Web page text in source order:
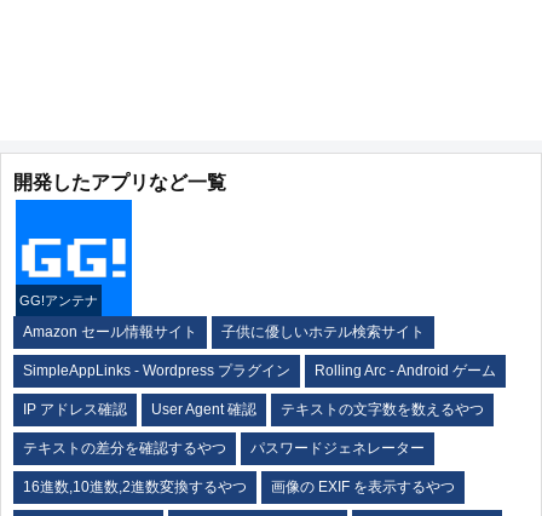
開発したアプリなど一覧
GG!アンテナ
Amazon セール情報サイト 子供に優しいホテル検索サイト
SimpleAppLinks - Wordpress プラグイン Rolling Arc - Android ゲーム
IP アドレス確認 User Agent 確認 テキストの文字数を数えるやつ
テキストの差分を確認するやつ パスワードジェネレーター
16進数,10進数,2進数変換するやつ 画像の EXIF を表示するやつ